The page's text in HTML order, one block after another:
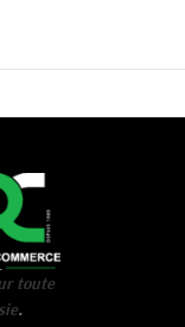
toute
.